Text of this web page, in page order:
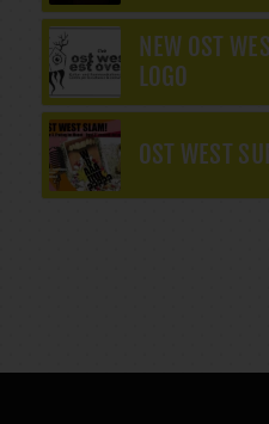
NEW OST
LOGO
OST WEST